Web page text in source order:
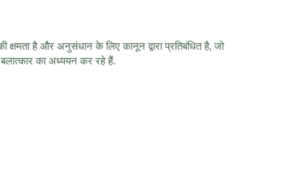
है और अनुसंधान के लिए कानून द्वारा प्रतिबंधित है, जो
का अध्ययन कर रहे हैं.